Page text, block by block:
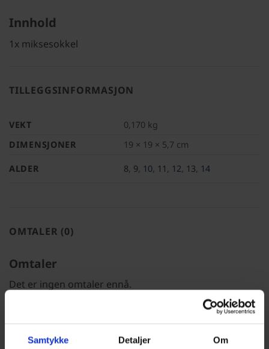
Samtykke Detaljer Om
Innhold
1x miksesokkel
TILLEGGSINFORMASJON
VEKT
0,170 kg
DIMENSJONER
19 × 19 × 5,7 cm
ALDER 8, 9, 10, 11 , 12, 13, 14
OMTALER (0)
Omtaler
Det er ingen omtaler ennå.